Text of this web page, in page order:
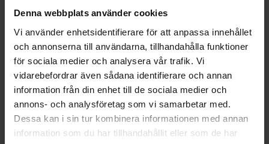
Denna webbplats använder cookies
Vi använder enhetsidentifierare för att anpassa innehållet
och annonserna till användarna, tillhandahålla funktioner
för sociala medier och analysera vår trafik. Vi
vidarebefordrar även sådana identifierare och annan
information från din enhet till de sociala medier och
annons- och analysföretag som vi samarbetar med.
Dessa kan i sin tur kombinera informationen med annan
information som du har tillhandahållit eller som de har
hos Victrix inredarna.
Ranhammarsvägen 20E
168 67 Bromma
Kundservice
Kontakta oss
Beställning och offert
Leverans
Reklamation
Monteringsanvisningar